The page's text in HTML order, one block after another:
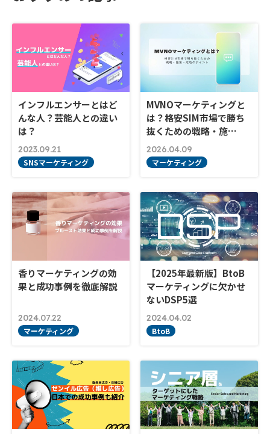
インフルエンサーとはど
んな人？芸能人との違い
は？
2023.09.21
SNSマーケティング
MVNOマーケティングと
は？格安SIM市場で勝ち
抜くための戦略・施…
2026.04.09
マーケティング
香りマーケティングの効
果と成功事例を徹底解説
2024.07.22
マーケティング
【2025年最新版】BtoB
マーケティングに欠かせ
ないDSP5選
2024.04.02
BtoB